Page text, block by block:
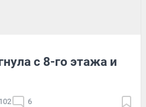
с 8-го этажа и
6